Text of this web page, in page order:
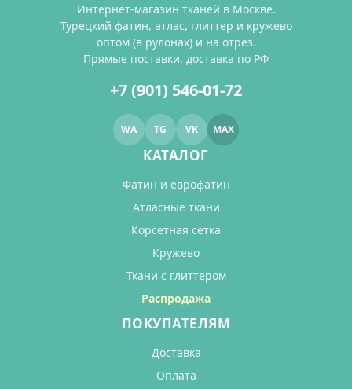
Интернет-магазин тканей в Москве.
Турецкий фатин, атлас, глиттер и кружево
оптом (в рулонах) и на отрез.
Прямые поставки, доставка по РФ
+7 (901) 546-01-72
WA TG VK MAX
КАТАЛОГ
Фатин и еврофатин
Атласные ткани
Корсетная сетка
Кружево
Ткани с глиттером
Распродажа
ПОКУПАТЕЛЯМ
Доставка
Оплата